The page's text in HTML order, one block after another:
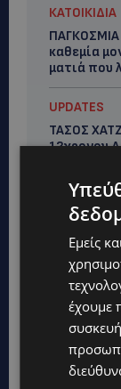
ΚΑΤΟΙΚΙΔΙΑ
ΠΑΓΚΟΣΜΙΑ
καθεμία
ματιά που
UPDATES
ΤΑΣΟΣ
12χρονου
STORIES
ΕΞΩΤΙΚΑ
πότε
Ποια ζώα
Εμείς
έχουμε